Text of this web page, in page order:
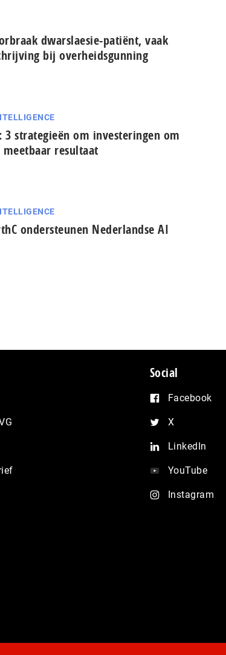
dwarslaesie-patiënt, vaak
bij over­heids­gun­ning
3 strategieën om in­ves­te­rin­gen om
resultaat
ondersteunen Nederlandse AI
Social
Facebook
X
LinkedIn
YouTube
Instagram